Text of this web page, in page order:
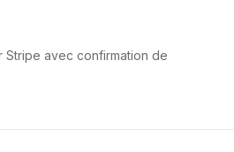
Stripe avec confirmation de